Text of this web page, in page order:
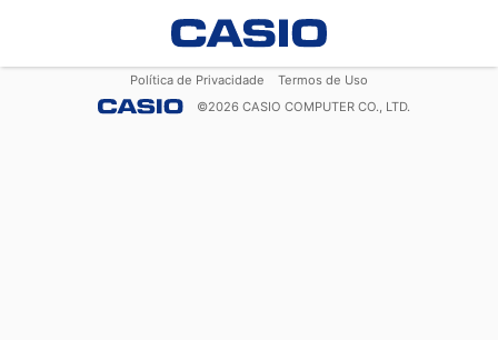
Política de Privacidade
Termos de Uso
©2026 CASIO COMPUTER CO., LTD.